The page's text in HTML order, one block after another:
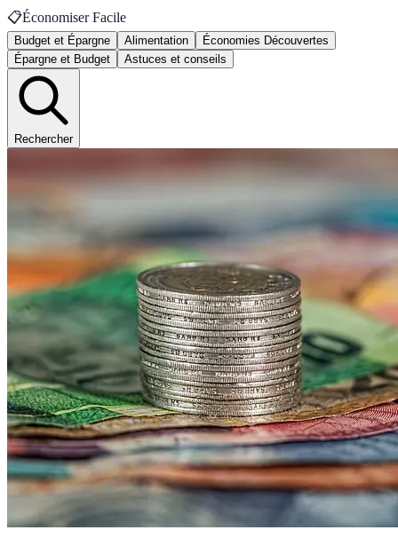
📋Économiser Facile
Budget et Épargne Alimentation
Économies Découvertes
Épargne et Budget
Astuces et conseils
Rechercher